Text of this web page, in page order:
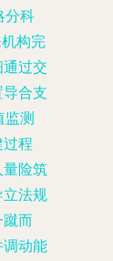
分科
构完
过交
合支
测
程
量险筑
立法规
蹴而
调动能